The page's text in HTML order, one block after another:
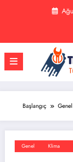
Başlangıç Genel
Genel Klima